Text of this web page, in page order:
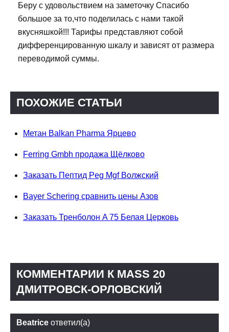
Беру с удовольствием на заметочку Спасибо
большое за то,что поделилась с нами такой
вкусняшкой!!! Тарифы представляют собой
дифференцированную шкалу и зависят от размера
переводимой суммы.
ПОХОЖИЕ СТАТЬИ
Метан Balkan Pharma Ярцево
Ferring Gmbh продажа Щёлково
Заказать Пептид Peg Mgf Волжский
Bayer Schering сравнить цены Азов
Заказать Тренболон A 75 Белая Церковь
КОММЕНТАРИИ К MASS 20
ДМИТРОВСК-ОРЛОВСКИЙ
Beatrice ответил(а)